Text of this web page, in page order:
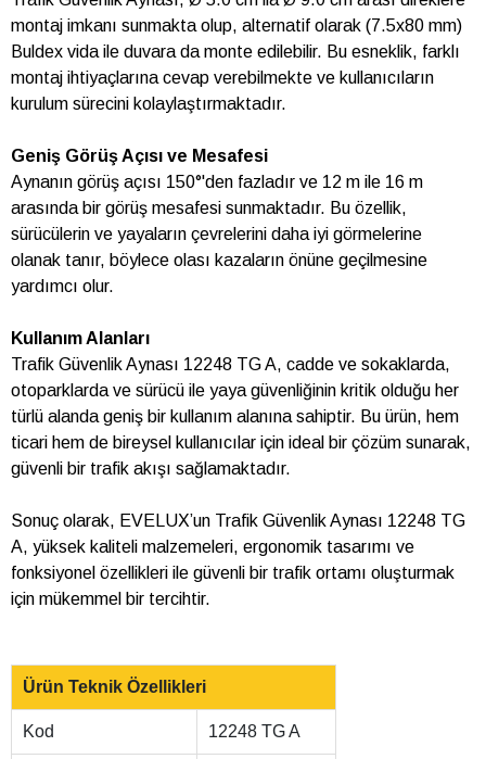
montaj imkanı sunmakta olup, alternatif olarak (7.5x80 mm)
Buldex vida ile duvara da monte edilebilir. Bu esneklik, farklı
montaj ihtiyaçlarına cevap verebilmekte ve kullanıcıların
kurulum sürecini kolaylaştırmaktadır.
Geniş Görüş Açısı ve Mesafesi
Aynanın görüş açısı 150°'den fazladır ve 12 m ile 16 m
arasında bir görüş mesafesi sunmaktadır. Bu özellik,
sürücülerin ve yayaların çevrelerini daha iyi görmelerine
olanak tanır, böylece olası kazaların önüne geçilmesine
yardımcı olur.
Kullanım Alanları
Trafik Güvenlik Aynası 12248 TG A, cadde ve sokaklarda,
otoparklarda ve sürücü ile yaya güvenliğinin kritik olduğu her
türlü alanda geniş bir kullanım alanına sahiptir. Bu ürün, hem
ticari hem de bireysel kullanıcılar için ideal bir çözüm sunarak,
güvenli bir trafik akışı sağlamaktadır.
Sonuç olarak, EVELUX’un Trafik Güvenlik Aynası 12248 TG
A, yüksek kaliteli malzemeleri, ergonomik tasarımı ve
fonksiyonel özellikleri ile güvenli bir trafik ortamı oluşturmak
için mükemmel bir tercihtir.
Ürün Teknik Özellikleri
Kod 12248 TG A